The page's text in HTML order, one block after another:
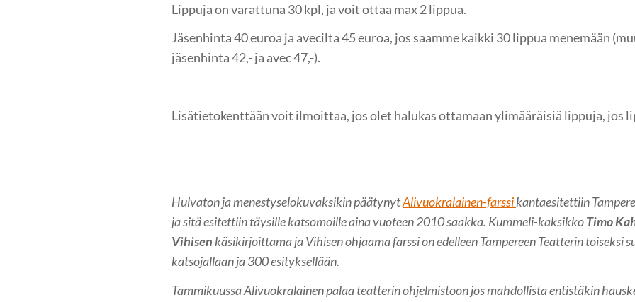
Lippuja on varattuna 30 kpl, ja voit ottaa max 2 lippua.
Jäsenhinta 40 euroa ja avecilta 45 euroa, jos saamme kaikki 30 lippua menemään
jäsenhinta 42,- ja avec 47,-).
Lisätietokenttään voit ilmoittaa, jos olet halukas ottamaan ylimääräisiä lippuja, jos
Hulvaton ja menestyselokuvaksikin päätynytAlivuokralainen-farssikantaesitettiin
ja sitä esitettiin täysille katsomoille aina vuoteen 2010 saakka. Kummeli-kaksikkoTimo
Vihisen käsikirjoittama ja Vihisen ohjaama farssi on edelleen Tampereen Teatterin toiseksi
katsojallaan ja 300 esityksellään.
Tammikuussa Alivuokralainen palaa teatterin ohjelmistoon jos mahdollista entistäkin